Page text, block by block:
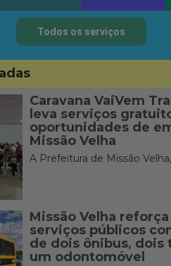
Todos os serviços
Caravana VaiVem
leva serviços
oportunidades de
Missão Velha
A Prefeitura de Missão
Missão Velha
serviços públicos
de dois ônibus, dois
um odontomóvel